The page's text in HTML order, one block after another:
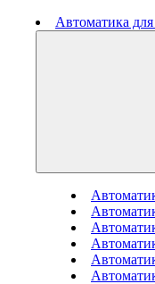
Автоматика